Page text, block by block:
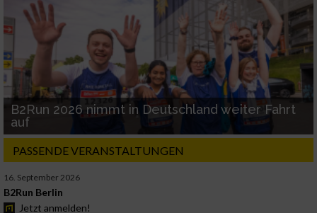
B2Run 2026 nimmt in Deutschland weiter Fahrt
auf
PASSENDE VERANSTALTUNGEN
16. September 2026
B2Run Berlin
Jetzt anmelden!